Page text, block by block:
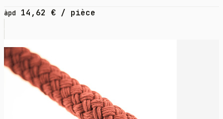
àpd 14,62 € / pièce